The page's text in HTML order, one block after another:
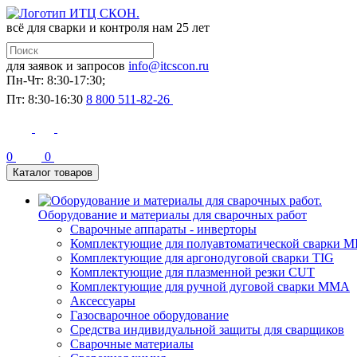
всё для сварки и контроля нам 25 лет
для заявок и запросов info@itcscon.ru
Пн-Чт: 8:30-17:30;
Пт: 8:30-16:30 8 800 511-82-26
0 0
Каталог товаров
Оборудование и материалы для сварочных работ
Сварочные аппараты - инверторы
Комплектующие для полуавтоматической сварки
Комплектующие для аргонодуговой сварки TIG
Комплектующие для плазменной резки CUT
Комплектующие для ручной дуговой сварки MMA
Аксессуары
Газосварочное оборудование
Средства индивидуальной защиты для сварщиков
Сварочные материалы